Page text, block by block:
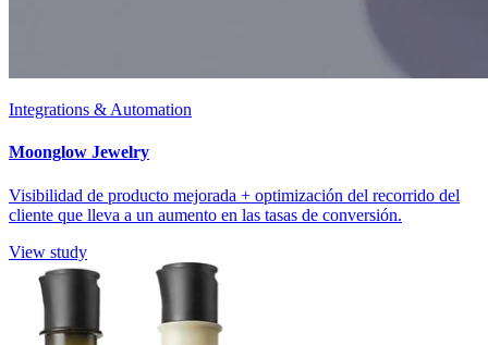
Integrations & Automation
Moonglow Jewelry
Visibilidad de producto mejorada + optimización del recorrido del
cliente que lleva a un aumento en las tasas de conversión.
View study